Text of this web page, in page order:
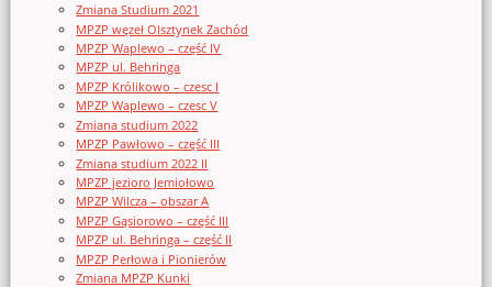
Zmiana Studium 2021
MPZP węzeł Olsztynek Zachód
MPZP Waplewo – część IV
MPZP ul. Behringa
MPZP Królikowo – czesc I
MPZP Waplewo – czesc V
Zmiana studium 2022
MPZP Pawłowo – część III
Zmiana studium 2022 II
MPZP jezioro Jemiołowo
MPZP Wilcza – obszar A
MPZP Gąsiorowo – część III
MPZP ul. Behringa – część II
MPZP Perłowa i Pionierów
Zmiana MPZP Kunki